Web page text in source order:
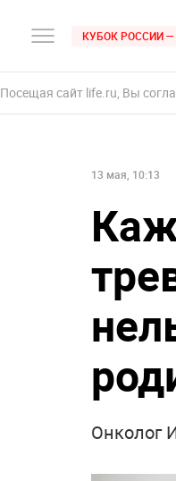
КУБОК РОССИИ —
Посещая сайт life.ru, Вы
13 мая, 10:13
Онколог